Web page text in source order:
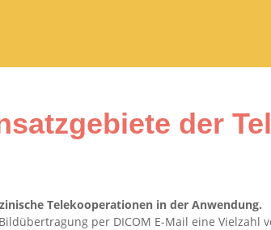
der
Telekooperationen in der Anwendung.
per DICOM E-Mail eine Vielzahl